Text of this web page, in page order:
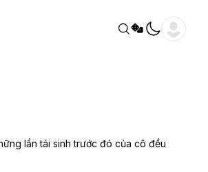
lần tái sinh trước đó của cô đều